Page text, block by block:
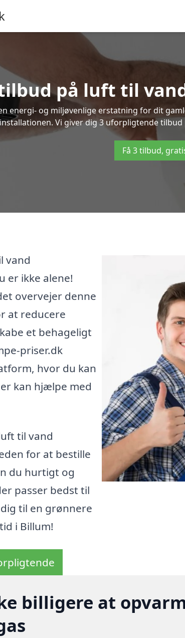
på luft til
energi- og miljøvenlige erstatning for dit
Vi giver dig 3 uforpligtende
Få 3 tilbud,
vand
er ikke alene!
overvejer denne
at reducere
et behageligt
priser.dk
hvor du kan
kan hjælpe med
til vand
for at bestille
du hurtigt og
passer bedst til
til en grønnere
i Billum!
billigere at